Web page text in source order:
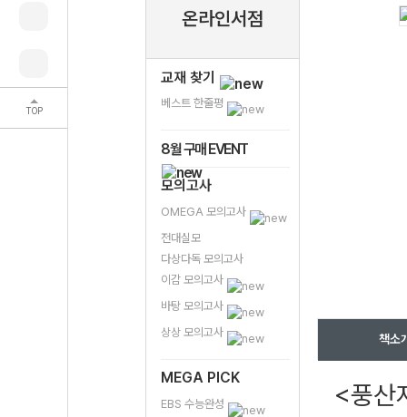
TOP
온라인서점
교재 찾기
베스트 한줄평
8월 구매 EVENT
모의고사
OMEGA 모의고사
전대실모
다상다독 모의고사
이감 모의고사
바탕 모의고사
상상 모의고사
MEGA PICK
EBS 수능완성
책소
<풍산